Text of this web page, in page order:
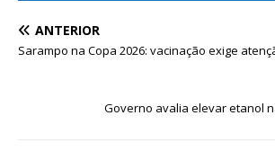
ANTERIOR
Sarampo na Copa 2026: vacinação exige
Governo avalia elevar etanol